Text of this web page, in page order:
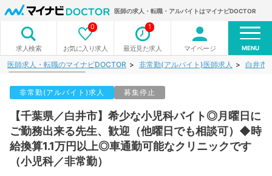
医師の求人・転職・アルバイトはマイナビDOCTOR
求人検索 お気に入り求人
0
最近見た求人
1
マイページ MENU
医師求人・転職のマイナビDOCTOR 非常勤(アルバイト)医師求人 白井市
非常勤(アルバイト)求人 募集停止
【千葉県／白井市】希少な小児科バイト◎月曜日に
ご勤務出来る先生、歓迎（他曜日でも相談可）◆時
給換算1.1万円以上◎車通勤可能なクリニックです
（小児科／非常勤）